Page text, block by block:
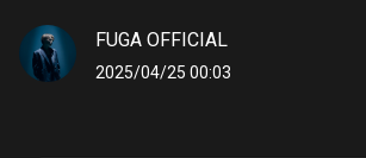
FUGA OFFICIAL
2025/04/25 00:03